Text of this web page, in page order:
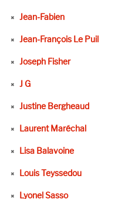
Jean-Fabien
Jean-François Le Puil
Joseph Fisher
J G
Justine Bergheaud
Laurent Maréchal
Lisa Balavoine
Louis Teyssedou
Lyonel Sasso